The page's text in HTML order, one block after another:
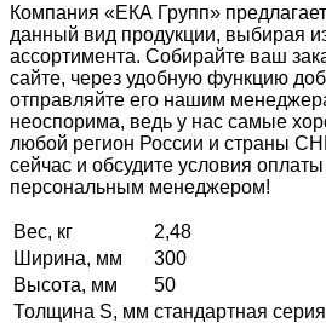
Компания «ЕКА Групп»
данный вид продукции, выбирая
ассортимента. Собирайте ваш
сайте, через удобную функцию
отправляйте его нашим
неоспорима, ведь у нас самые
любой регион России и страны
сейчас и обсудите условия
персональным менеджером!
Вес, кг
2,48
Ширина, мм
300
Высота, мм
50
Толщина S, мм стандартная серия